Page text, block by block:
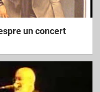
un concert